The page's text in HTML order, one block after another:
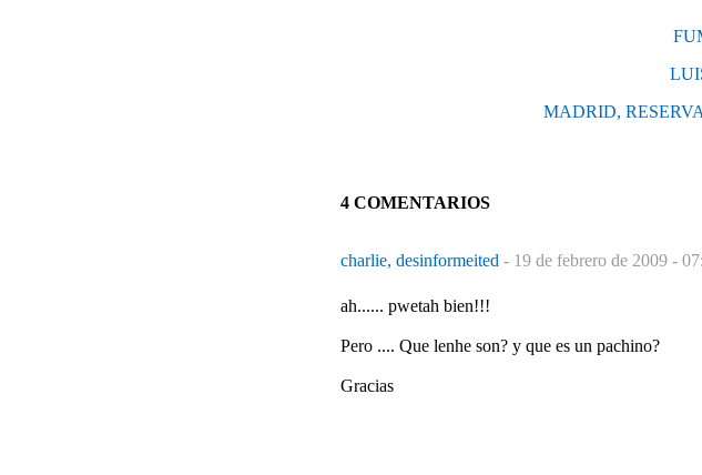
MADRID,
4 COMENTARIOS
charlie, desinformeited - 19 de febrero de 2009 -
ah...... pwetah bien!!!
Pero .... Que lenhe son? y que es un pachino?
Gracias